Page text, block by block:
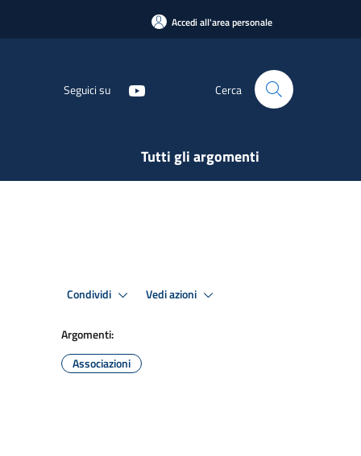
Accedi all'area personale
Seguici su Cerca
Tutti gli argomenti
Condividi Vedi azioni
Argomenti:
Associazioni